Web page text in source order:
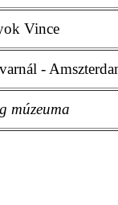
Vince
-
múzeuma